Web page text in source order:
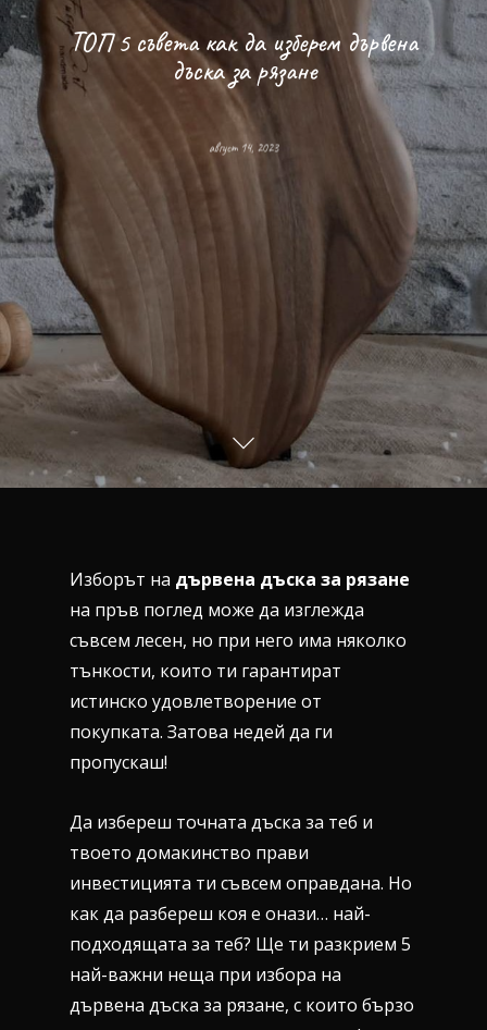
ТОП 5 съвета как да изберем дървена
дъска за рязане
август 14, 2023
Изборът на дървена дъска за рязане
на пръв поглед може да изглежда
съвсем лесен, но при него има няколко
тънкости, които ти гарантират
истинско удовлетворение от
покупката. Затова недей да ги
пропускаш!
Да избереш точната дъска за теб и
твоето домакинство прави
инвестицията ти съвсем оправдана. Но
как да разбереш коя е онази… най-
подходящата за теб? Ще ти разкрием 5
най-важни неща при избора на
дървена дъска за рязане, с които бързо